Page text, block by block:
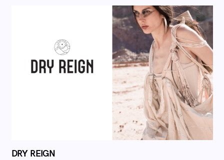
DRY REIGN